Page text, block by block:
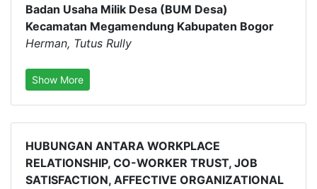
Badan Usaha Milik Desa (BUM Desa)
Kecamatan Megamendung Kabupaten Bogor
Herman, Tutus Rully
Show More
HUBUNGAN ANTARA WORKPLACE
RELATIONSHIP, CO-WORKER TRUST, JOB
SATISFACTION, AFFECTIVE ORGANIZATIONAL